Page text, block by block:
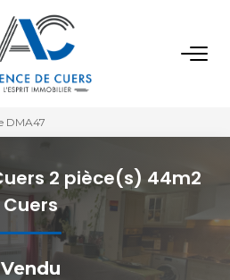
VENDUS
DMA47
2 pièce(s) 44m2
Cuers
Vendu